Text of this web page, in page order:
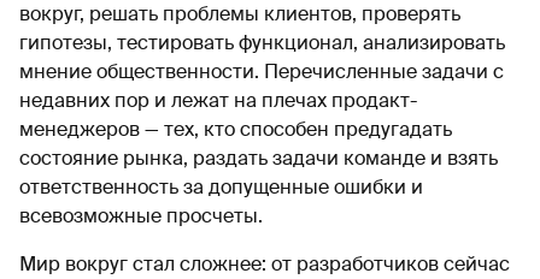
вокруг, решать проблемы клиентов, проверять
гипотезы, тестировать функционал, анализировать
мнение общественности. Перечисленные задачи с
недавних пор и лежат на плечах продакт-
менеджеров — тех, кто способен предугадать
состояние рынка, раздать задачи команде и взять
ответственность за допущенные ошибки и
всевозможные просчеты.
Мир вокруг стал сложнее: от разработчиков сейчас